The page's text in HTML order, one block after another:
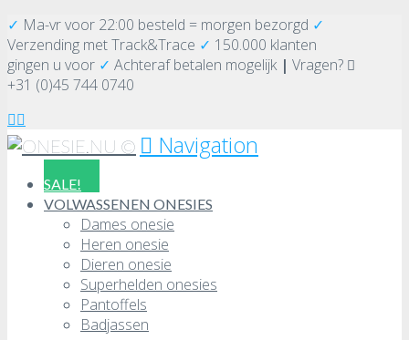
✓ Ma-vr voor 22:00 besteld = morgen bezorgd ✓
Verzending met Track&Trace ✓ 150.000 klanten
gingen u voor ✓ Achteraf betalen mogelijk | Vragen?
+31 (0)45 744 0740
Navigation
SALE!
VOLWASSENEN ONESIES
Dames onesie
Heren onesie
Dieren onesie
Superhelden onesies
Pantoffels
Badjassen